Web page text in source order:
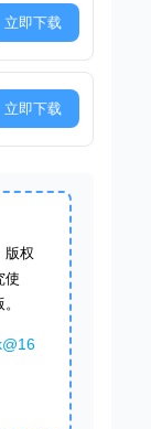
立即下载
立即下载
版权
使